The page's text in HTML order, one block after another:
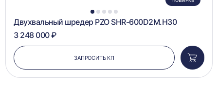
1 2 3 4 5
Двухвальный шредер PZO SHR-600D2M.H30
3 248 000 ₽
ЗАПРОСИТЬ КП
в